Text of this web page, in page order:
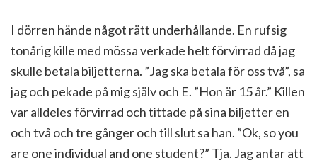
I dörren hände något rätt underhållande. En rufsig
tonårig kille med mössa verkade helt förvirrad då jag
skulle betala biljetterna. ”Jag ska betala för oss två”, sa
jag och pekade på mig själv och E. ”Hon är 15 år.” Killen
var alldeles förvirrad och tittade på sina biljetter en
och två och tre gånger och till slut sa han. ”Ok, so you
are one individual and one student?” Tja. Jag antar att